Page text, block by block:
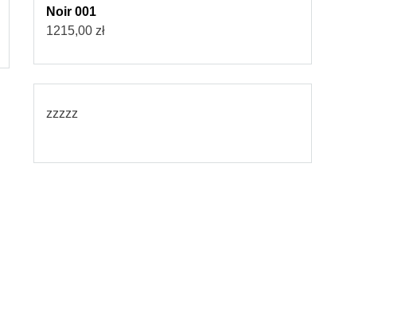
Noir 001
1215,00 zł
zzzzz